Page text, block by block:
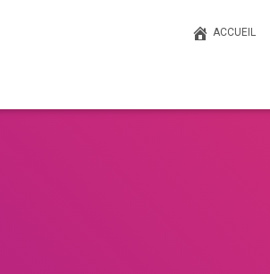
ACCUEIL